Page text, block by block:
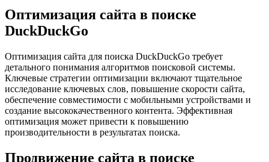
Оптимизация сайта в поиске
DuckDuckGo
Оптимизация сайта для поиска DuckDuckGo требует
детального понимания алгоритмов поисковой системы.
Ключевые стратегии оптимизации включают тщательное
исследование ключевых слов, повышение скорости сайта,
обеспечение совместимости с мобильными устройствами и
создание высококачественного контента. Эффективная
оптимизация может привести к повышению
производительности в результатах поиска.
Продвижение сайта в поиске